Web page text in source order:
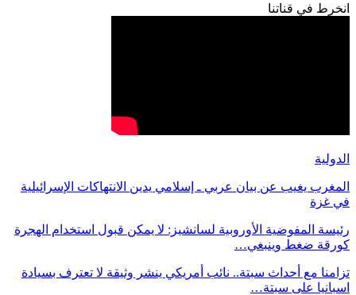
انخرط في قناتنا
الدولية
المغرب يغيب عن بيان عربي ـ إسلامي يدين الانتهاكات الإسرائيلية
في غزة
رئيسة المفوضية الأوروبية لسانشيز: لا يمكن قبول استخدام الهجرة
كورقة ضغط وينبغي…
تزامنا مع أحداث سبتة.. نائب أمريكي ينشر وثيقة لا تعترف بسيادة
اسبانيا على سبتة…